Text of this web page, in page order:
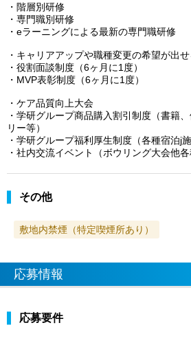
・階層別研修
・専門職別研修
・eラーニングによる最新の専門職研修
・キャリアアップや職種変更の希望が出せ
・役割面談制度（6ヶ月に1度）
・MVP表彰制度（6ヶ月に1度）
・ケア品質向上大会
・学研グループ商品購入割引制度（書籍
リー等）
・学研グループ福利厚生制度（各種宿泊j
・社内交流イベント（ボウリング大会他各
その他
敷地内禁煙（特定喫煙所あり）
応募情報
応募要件